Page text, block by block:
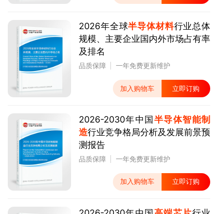
2026年全球半导体材料行业总体
规模、主要企业国内外市场占有率
及排名
品质保障 一年免费更新维护
加入购物车 立即订购
2026-2030年中国 半导体智能制
造行业竞争格局分析及发展前景预
测报告
品质保障 一年免费更新维护
加入购物车 立即订购